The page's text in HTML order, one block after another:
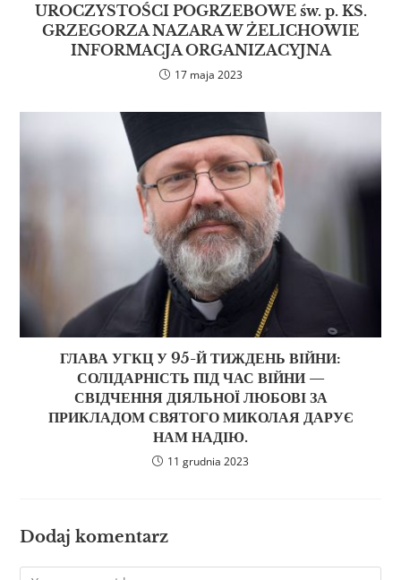
UROCZYSTOŚCI POGRZEBOWE św. p. KS.
GRZEGORZA NAZARA W ŻELICHOWIE
INFORMACJA ORGANIZACYJNA
17 maja 2023
ГЛАВА УГКЦ У 95-Й ТИЖДЕНЬ ВІЙНИ:
СОЛІДАРНІСТЬ ПІД ЧАС ВІЙНИ —
СВІДЧЕННЯ ДІЯЛЬНОЇ ЛЮБОВІ ЗА
ПРИКЛАДОМ СВЯТОГО МИКОЛАЯ ДАРУЄ
НАМ НАДІЮ.
11 grudnia 2023
Dodaj komentarz